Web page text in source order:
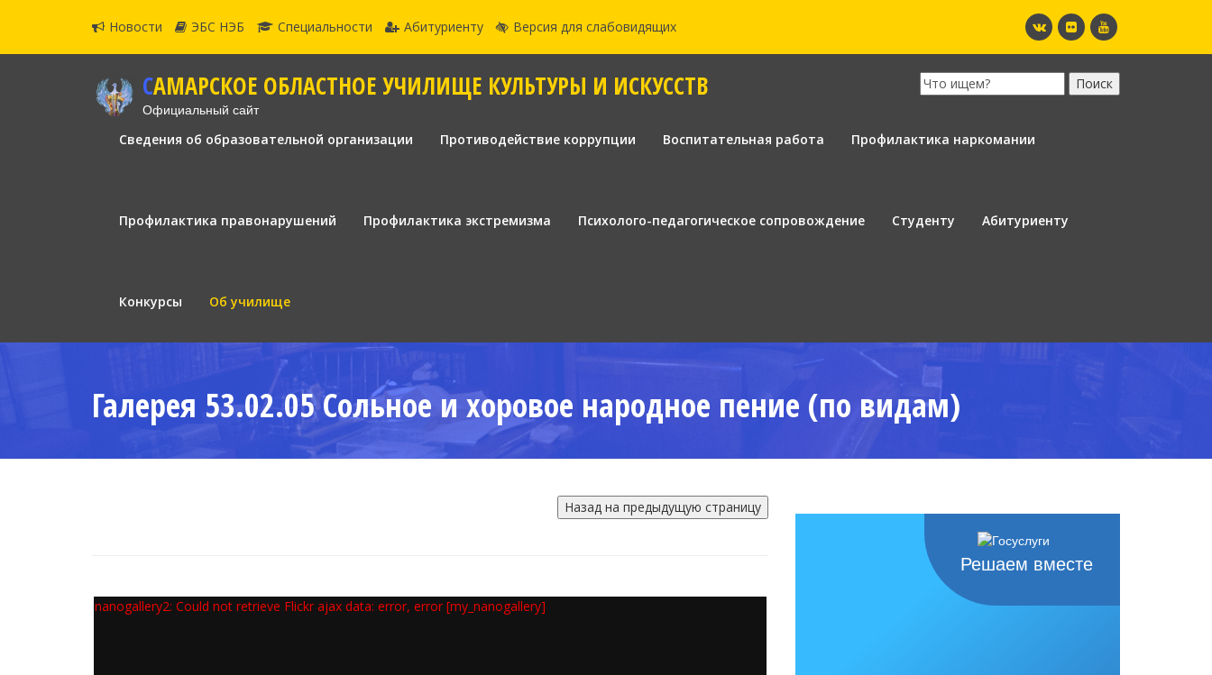
Новости ЭБС НЭБ Специальности Абитуриенту Версия для слабовидящих
САМАРСКОЕ ОБЛАСТНОЕ УЧИЛИЩЕ КУЛЬТУРЫ И ИСКУССТВ
Официальный сайт
Сведения об образовательной организации Противодействие коррупции Воспитательная работа Профилактика наркомании
Профилактика правонарушений Профилактика экстремизма Психолого-педагогическое сопровождение Студенту Абитуриенту
Конкурсы Об училище
Галерея 53.02.05 Сольное и хоровое народное пение (по видам)
nanogallery2: Could not retrieve Flickr ajax data: error, error [my_nanogallery]
Решаем вместе